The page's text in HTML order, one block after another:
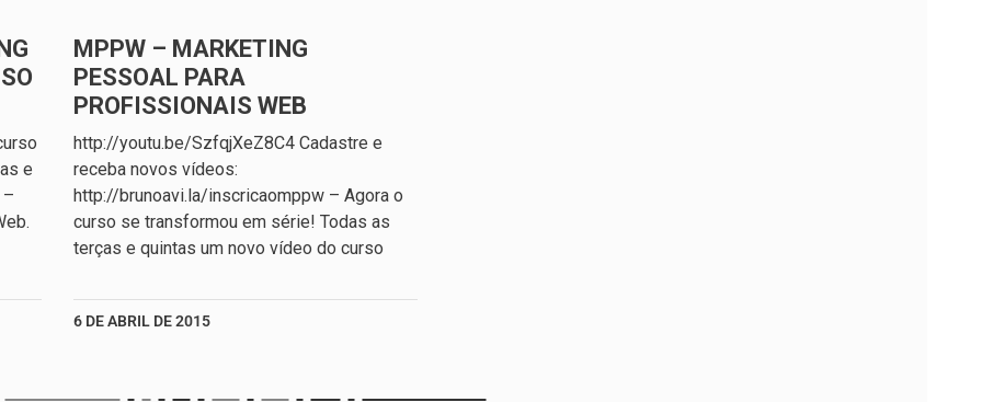
e
–
MPPW – MARKETING
PESSOAL PARA
PROFISSIONAIS WEB
http://youtu.be/SzfqjXeZ8C4 Cadastre e
receba novos vídeos:
http://brunoavi.la/inscricaomppw – Agora o
curso se transformou em série! Todas as
terças e quintas um novo vídeo do curso
6 DE ABRIL DE 2015